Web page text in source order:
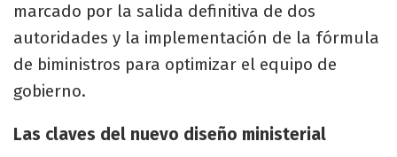
marcado por la salida definitiva de dos
autoridades y la implementación de la fórmula
de biministros para optimizar el equipo de
gobierno.
​Las claves del nuevo diseño ministerial